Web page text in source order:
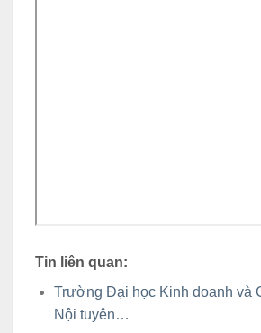
Tin liên quan:
Trường Đại học Kinh doanh và
Nội tuyên…